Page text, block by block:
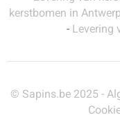
kerstbomen in
- Levering
© Sapins.be 2025 -